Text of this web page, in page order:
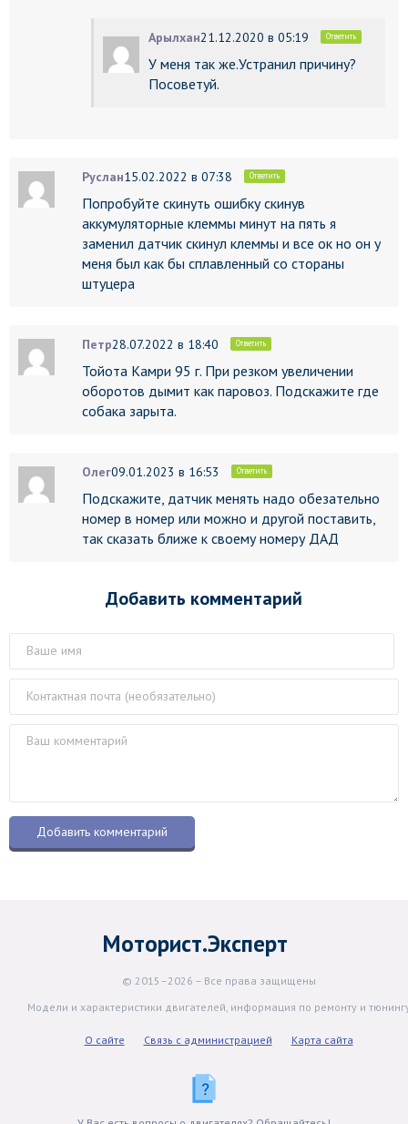
Арылхан21.12.2020 в 05:19 Ответить
У меня так же.Устранил причину?
Посоветуй.
Руслан15.02.2022 в 07:38 Ответить
Попробуйте скинуть ошибку скинув
аккумуляторные клеммы минут на пять я
заменил датчик скинул клеммы и все ок но он у
меня был как бы сплавленный со стораны
штуцера
Петр28.07.2022 в 18:40 Ответить
Тойота Камри 95 г. При резком увеличении
оборотов дымит как паровоз. Подскажите где
собака зарыта.
Олег09.01.2023 в 16:53 Ответить
Подскажите, датчик менять надо обезательно
номер в номер или можно и другой поставить,
так сказать ближе к своему номеру ДАД
Добавить комментарий
Моторист.Эксперт
© 2015–2026 – Все права защищены
Модели и характеристики двигателей, информация по ремонту и
О сайте Связь с администрацией Карта сайта